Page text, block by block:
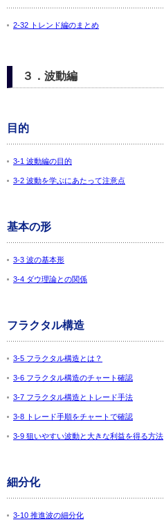
2-32 トレンド編のまとめ
３．波動編
目的
3-1 波動編の目的
3-2 波動を学ぶにあたって注意点
基本の形
3-3 波の基本形
3-4 ダウ理論との関係
フラクタル構造
3-5 フラクタル構造とは？
3-6 フラクタル構造のチャート確認
3-7 フラクタル構造とトレード手法
3-8 トレード手順をチャートで確認
3-9 狙いやすい波動と大きな利益を得る方法
細分化
3-10 推進波の細分化